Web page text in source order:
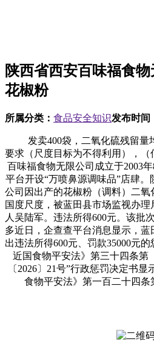
陕西省西安百味福食
花椒粉
所属分类： 食品安全知识发布时间
发卖400袋，二氧化硫残留量
要求（尺度目标为不得利用），
百味福食物无限公司成立于2003
平台开设“万喷鼻源调味品”店肆
公司因出产的花椒粉（调料）二
国度尺度，被蓝田县市场监视办
人吴陆军。违法所得600元。该批
多近日，企查查平台消息显示，
出违法所得600元、罚款35000元
近国食物平安法》第三十四条第
〔2026〕21号”行政惩罚决定书
食物平安法》第一百二十四条